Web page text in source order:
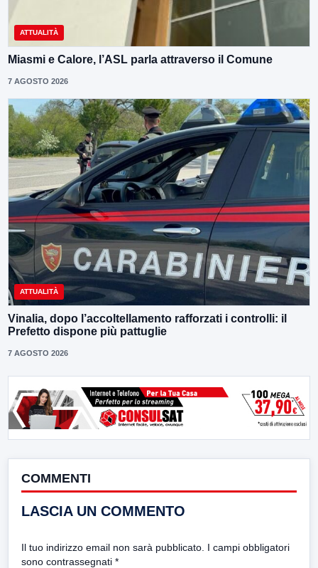
ATTUALITÀ
Miasmi e Calore, l’ASL parla attraverso il Comune
7 AGOSTO 2026
ATTUALITÀ
Vinalia, dopo l’accoltellamento rafforzati i controlli: il
Prefetto dispone più pattuglie
7 AGOSTO 2026
COMMENTI
LASCIA UN COMMENTO
Il tuo indirizzo email non sarà pubblicato. I campi obbligatori
sono contrassegnati *